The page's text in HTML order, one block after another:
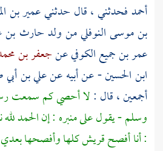
أحمدفحدثني ، قال حدثنيعمير بن
بن موسى النوفلي من ولد حارث بن
عمر بن جميع الكوفيعنجعفر بن
ابن الحسين- عن أبيه عنعلي بن
أجمعين ، قال :لا أحصي كم سمعت
وسلم - يقول على منبره : إن الحمد
: أنا أفصحقريشكلها وأفصحها